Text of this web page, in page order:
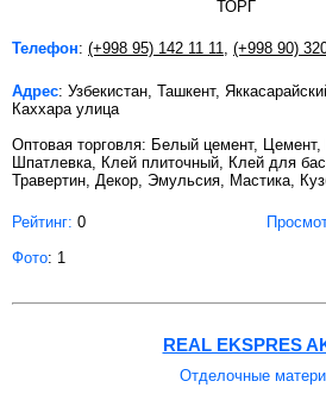
Телефон: (+998 95) 142 11 11 (+998 90)
Адрес: Узбекистан, Ташкент,
Каххара улица
Оптовая торговля: Белый цемент,
Шпатлевка, Клей плиточный, Клей для
Травертин, Декор, Эмульсия, Мастика,
Рейтинг: 0
Фото: 1
REAL EKSPRES
Отделочные